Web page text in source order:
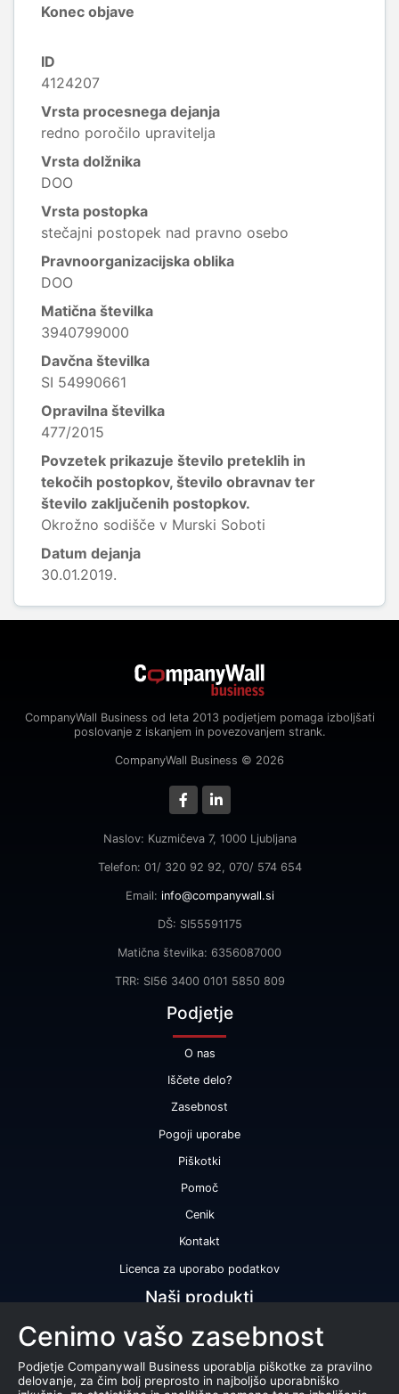
Konec objave
ID
4124207
Vrsta procesnega dejanja
redno poročilo upravitelja
Vrsta dolžnika
DOO
Vrsta postopka
stečajni postopek nad pravno osebo
Pravnoorganizacijska oblika
DOO
Matična številka
3940799000
Davčna številka
SI 54990661
Opravilna številka
477/2015
Povzetek prikazuje število preteklih in
tekočih postopkov, število obravnav ter
število zaključenih postopkov.
Okrožno sodišče v Murski Soboti
Datum dejanja
30.01.2019.
CompanyWall Business od leta 2013 podjetjem pomaga izboljšati
poslovanje z iskanjem in povezovanjem strank.
CompanyWall Business © 2026
Naslov: Kuzmičeva 7, 1000 Ljubljana
Telefon: 01/ 320 92 92, 070/ 574 654
Email: info@companywall.si
DŠ: SI55591175
Matična številka: 6356087000
TRR: SI56 3400 0101 5850 809
Podjetje
O nas
Iščete delo?
Zasebnost
Pogoji uporabe
Piškotki
Pomoč
Cenik
Kontakt
Licenca za uporabo podatkov
Naši produkti
Bonitetna ocena
Bonitetno poročilo
Certifikat bonitetne odličnosti
Cenimo vašo zasebnost
Podjetje Companywall Business uporablja piškotke za pravilno
delovanje, za čim bolj preprosto in najboljšo uporabniško